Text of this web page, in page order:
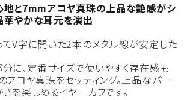
と7mmアコヤ真珠の上品な艶感がシ
華やかな耳元を演出
V字に開いた2本のメタル線が安定した
に、定番サイズで使いやすく存在感も
コヤ真珠をセッティング。上品なパー
を楽しめるイヤーカフです。